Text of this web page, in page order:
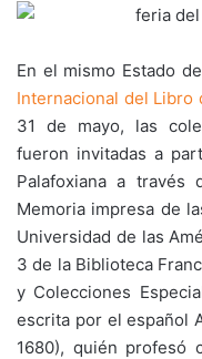
En el mismo Estado
Internacional del Libro
31 de mayo, las
fueron invitadas a
Palafoxiana a través
Memoria impresa de
Universidad de las
3 de la Biblioteca
y Colecciones
escrita por el español
1680), quién profesó